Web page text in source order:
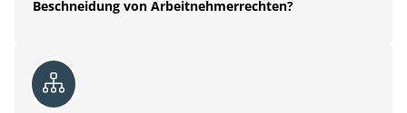
Beschneidung von Arbeitnehmerrechten?